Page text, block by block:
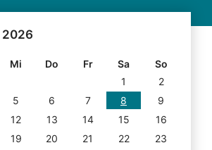
2026
Mi Do Fr Sa
So
1
2
5 6 7 8
9
12 13 14 15
16
19 20 21 22
23